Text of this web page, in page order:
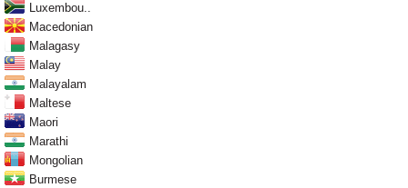
Luxembou..
Macedonian
Malagasy
Malay
Malayalam
Maltese
Maori
Marathi
Mongolian
Burmese